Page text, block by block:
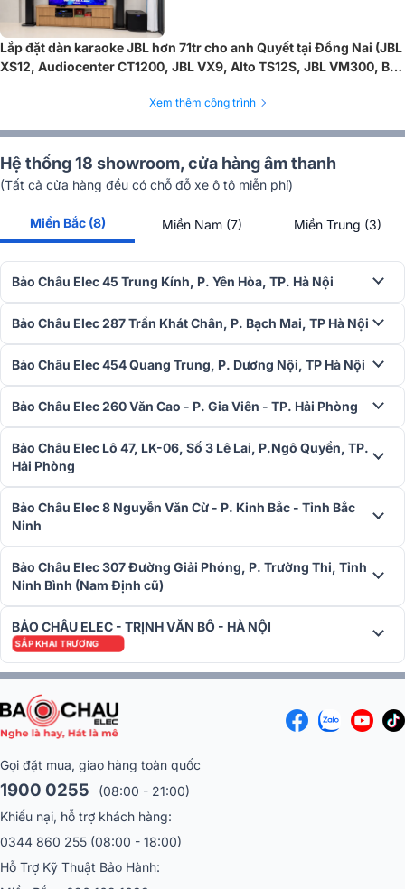
hoạt động tối ưu, ngăn chặn tình trạng quá nhiệt có thể ảnh hưởng
đến hiệu suất. Hệ thống còn có bảo vệ quá tải đầu vào và đầu ra,
vậy, những tính năng này không chỉ bảo vệ cục đẩy mà còn kéo dài
tuổi thọ sử dụng của nó.
Các chế độ linh hoạt
Cục đẩy 4 kênh Audiocenter Artist T4800 hỗ trợ ba chế độ hoạt
động: Stereo, Parallel và Bridge, mang lại sự linh hoạt tối ưu cho
dùng tùy chỉnh cấu hình âm thanh theo nhu cầu cụ thể của từng sự
kiện hoặc môi trường sử dụng.
Để sở hữu ngay sản phẩm Cục đẩy 4 kênh Audiocenter Artist
T4800
chất lượng cao này, liên hệ qua số hotline
đến hệ thống showroomBảo Châu Elec
Lắp đặt dàn karaoke JBL hơn 71tr cho anh Quyết tại Đồng Nai (JBL
XS12, Audiocenter CT1200, JBL VX9, Alto TS12S, JBL VM300, BIK
Xem thêm công trình
Hệ thống 18 showroom, cửa hàng âm thanh
(Tất cả cửa hàng đều có chỗ đỗ xe ô tô miễn phí)
Miền Bắc (8) Miền Nam (7) Miền Trung (3)
Bảo Châu Elec 45 Trung Kính, P. Yên Hòa, TP. Hà Nội
Bảo Châu Elec 287 Trần Khát Chân, P. Bạch Mai, TP Hà Nội
Bảo Châu Elec 454 Quang Trung, P. Dương Nội, TP Hà Nội
Bảo Châu Elec 260 Văn Cao - P. Gia Viên - TP. Hải Phòng
Bảo Châu Elec Lô 47, LK-06, Số 3 Lê Lai, P.Ngô Quyền, TP.
Hải Phòng
Bảo Châu Elec 8 Nguyễn Văn Cừ - P. Kinh Bắc - Tỉnh Bắc
Ninh
Bảo Châu Elec 307 Đường Giải Phóng, P. Trường Thi, Tỉnh
Ninh Bình (Nam Định cũ)
BẢO CHÂU ELEC - TRỊNH VĂN BÔ - HÀ NỘI
SẮP KHAI TRƯƠNG
Gọi đặt mua, giao hàng toàn quốc
1900 0255
(08:00 - 21:00)
Khiếu nại, hỗ trợ khách hàng:
0344 860 255 (08:00 - 18:00)
Hỗ Trợ Kỹ Thuật Bảo Hành: